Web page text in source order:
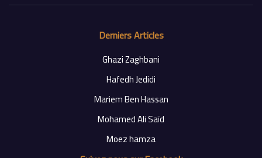
Derniers Articles
Ghazi Zaghbani
Hafedh Jedidi
Mariem Ben Hassan
Mohamed Ali Saïd
Moez hamza